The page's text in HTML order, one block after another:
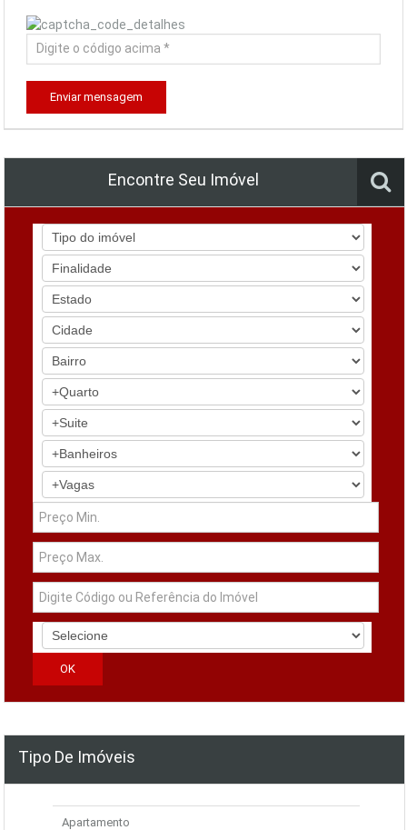
Enviar mensagem
Encontre Seu Imóvel
Tipo De Imóveis
Apartamento